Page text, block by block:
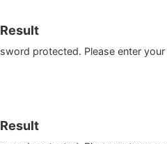
protected. Please enter